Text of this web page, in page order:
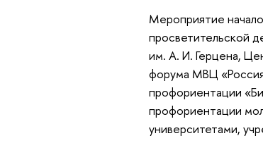
Мероприятие
просветительской
им. А. И. Герцена,
форума МВЦ
профориентации
профориентации
университетами,